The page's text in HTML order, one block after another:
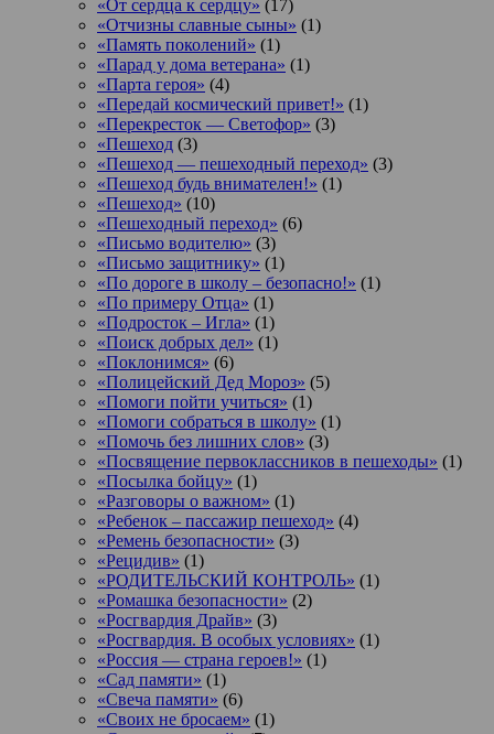
«От сердца к сердцу» (17)
«Отчизны славные сыны» (1)
«Память поколений» (1)
«Парад у дома ветерана» (1)
«Парта героя» (4)
«Передай космический привет!» (1)
«Перекресток — Светофор» (3)
«Пешеход (3)
«Пешеход — пешеходный переход» (3)
«Пешеход будь внимателен!» (1)
«Пешеход» (10)
«Пешеходный переход» (6)
«Письмо водителю» (3)
«Письмо защитнику» (1)
«По дороге в школу – безопасно!» (1)
«По примеру Отца» (1)
«Подросток ‒ Игла» (1)
«Поиск добрых дел» (1)
«Поклонимся» (6)
«Полицейский Дед Мороз» (5)
«Помоги пойти учиться» (1)
«Помоги собраться в школу» (1)
«Помочь без лишних слов» (3)
«Посвящение первоклассников в пешеходы» (1)
«Посылка бойцу» (1)
«Разговоры о важном» (1)
«Ребенок – пассажир пешеход» (4)
«Ремень безопасности» (3)
«Рецидив» (1)
«РОДИТЕЛЬСКИЙ КОНТРОЛЬ» (1)
«Ромашка безопасности» (2)
«Росгвардия Драйв» (3)
«Росгвардия. В особых условиях» (1)
«Россия — страна героев!» (1)
«Сад памяти» (1)
«Свеча памяти» (6)
«Своих не бросаем» (1)